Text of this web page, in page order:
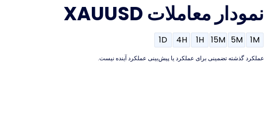
نمودار معاملات XAUUSD
1M
5M
15M
1H
4H
1D
عملکرد گذشته تضمینی برای عملکرد یا پیش‌بینی عملکرد آینده نیست.